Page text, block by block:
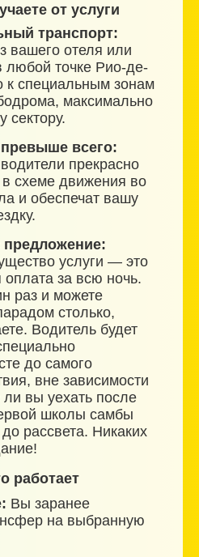
от услуги
транспорт:
вашего отеля или
любой точке Рио-де-
специальным зонам
максимально
сектору.
всего:
прекрасно
схеме движения во
и обеспечат вашу
услуги — это
за всю ночь.
раз и можете
столько,
Водитель будет
до самого
вне зависимости
ли вы уехать после
школы самбы
рассвета. Никаких
работает
Вы заранее
на выбранную